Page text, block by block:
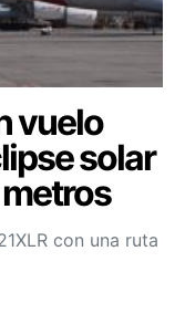
vuelo
solar
con una ruta